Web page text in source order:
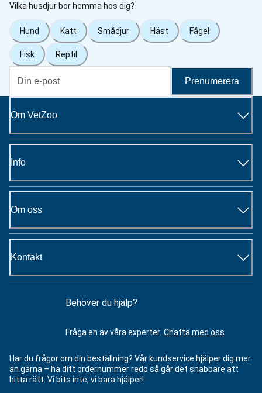
Vilka husdjur bor hemma hos dig?
Hund Katt Smådjur Häst Fågel
Fisk Reptil
Prenumerera
Om VetZoo
Info
Om oss
Kontakt
Behöver du hjälp?
Fråga en av våra experter. Chatta med oss
Har du frågor om din beställning? Vår kundservice hjälper dig mer
än gärna – ha ditt ordernummer redo så går det snabbare att
hitta rätt. Vi bits inte, vi bara hjälper!